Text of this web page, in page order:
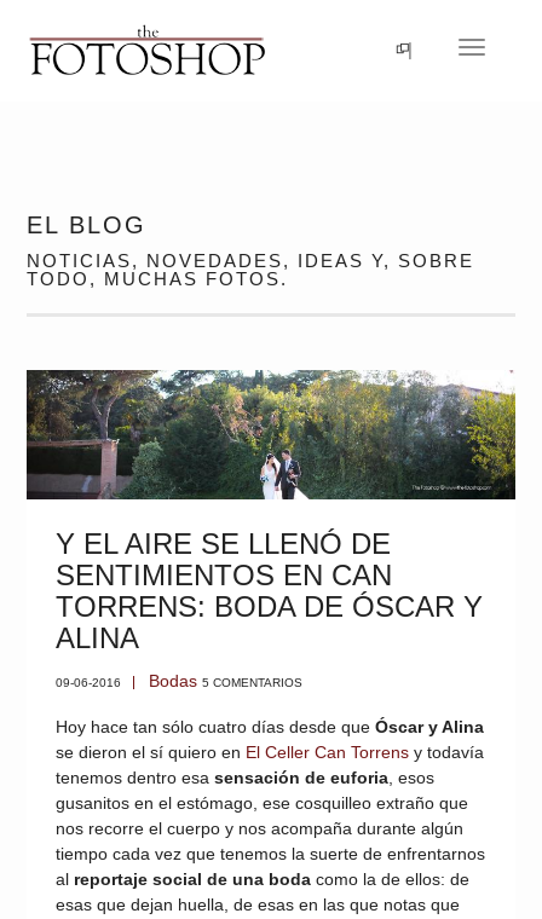
Idioma
EL BLOG
NOTICIAS, NOVEDADES, IDEAS Y, SOBRE
TODO, MUCHAS FOTOS.
Y EL AIRE SE LLENÓ DE
SENTIMIENTOS EN CAN
TORRENS: BODA DE ÓSCAR Y
ALINA
09-06-2016 Bodas 5 COMENTARIOS
Hoy hace tan sólo cuatro días desde que Óscar y Alina
se dieron el sí quiero en El Celler Can Torrens y todavía
tenemos dentro esa sensación de euforia , esos
gusanitos en el estómago, ese cosquilleo extraño que
nos recorre el cuerpo y nos acompaña durante algún
tiempo cada vez que tenemos la suerte de enfrentarnos
al reportaje social de una boda como la de ellos: de
esas que dejan huella, de esas en las que notas que